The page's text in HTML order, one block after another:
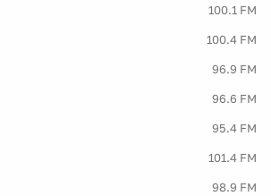
100.1 FM
100.4 FM
96.9 FM
96.6 FM
95.4 FM
101.4 FM
98.9 FM